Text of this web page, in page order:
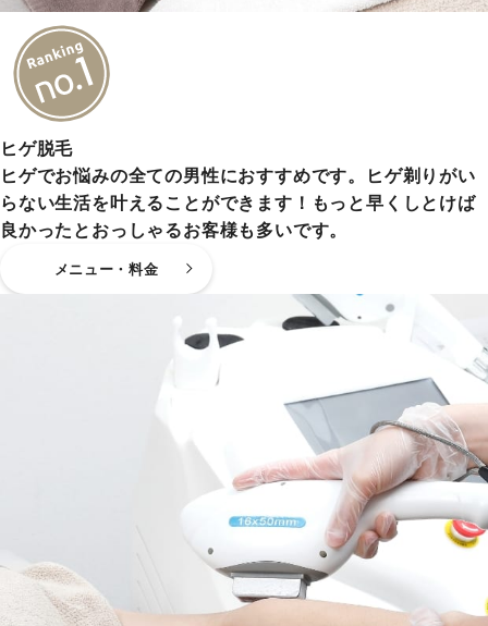
ヒゲ脱毛
ヒゲでお悩みの全ての男性におすすめです。ヒゲ剃りがい
らない生活を叶えることができます！もっと早くしとけば
良かったとおっしゃるお客様も多いです。
メニュー・料金